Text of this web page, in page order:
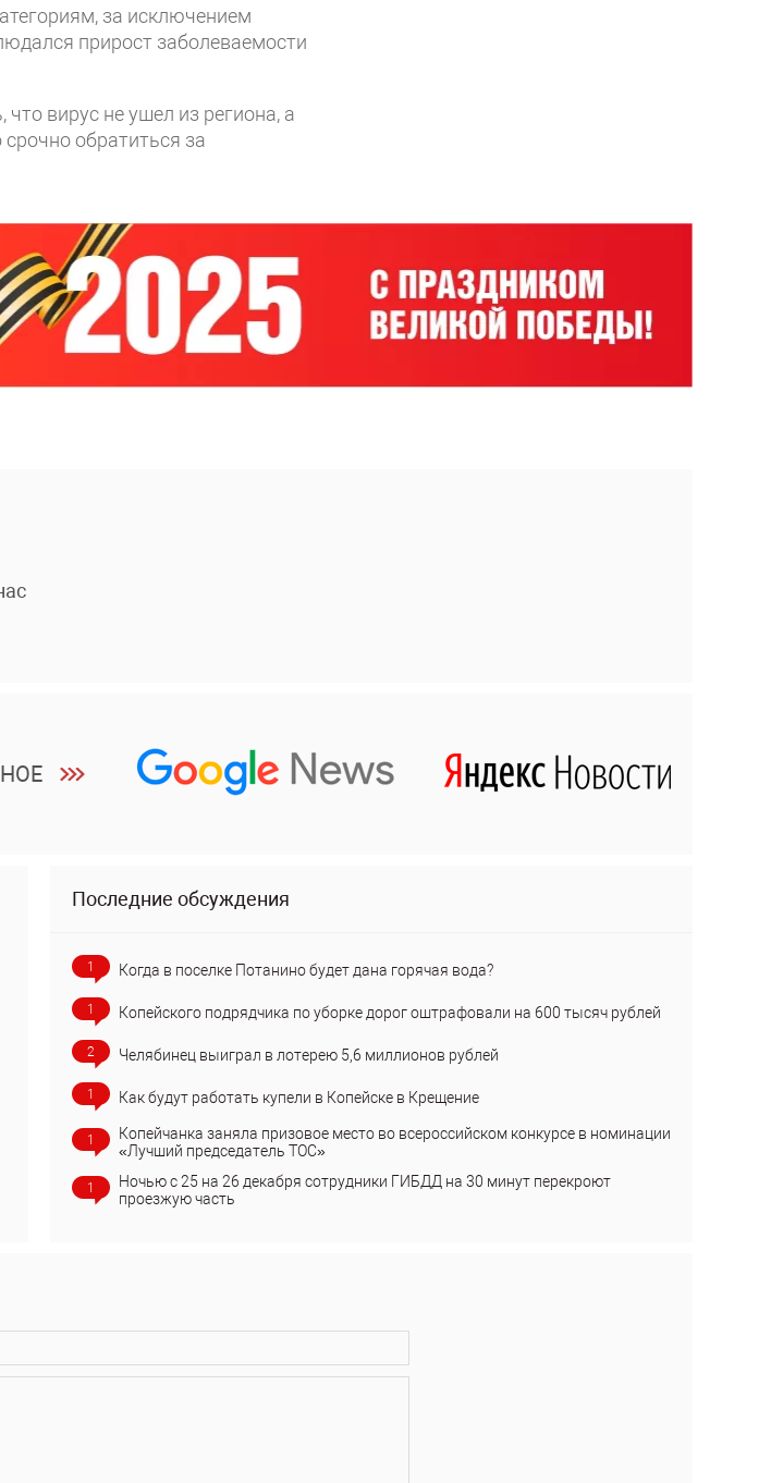
за исключением
прирост заболеваемости
вирус не ушел из региона, а
обратиться за
Последние обсуждения
1 Когда в поселке Потанино будет дана горячая вода?
1 Копейского подрядчика по уборке дорог оштрафовали на 600 тысяч рублей
2 Челябинец выиграл в лотерею 5,6 миллионов рублей
1 Как будут работать купели в Копейске в Крещение
1
Копейчанка заняла призовое место во всероссийском конкурсе в номинации
«Лучший председатель ТОС»
1
Ночью с 25 на 26 декабря сотрудники ГИБДД на 30 минут перекроют
проезжую часть